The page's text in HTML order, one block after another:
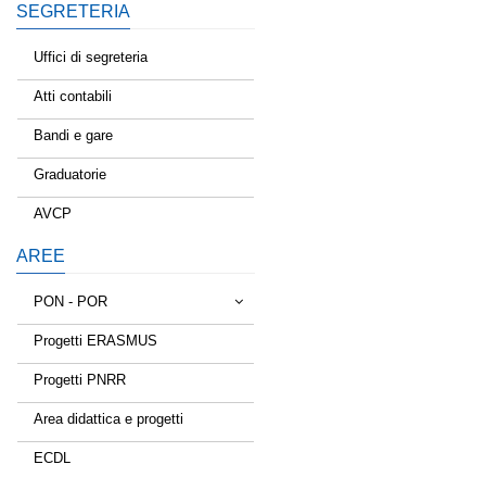
SEGRETERIA
Uffici di segreteria
Atti contabili
Bandi e gare
Graduatorie
AVCP
AREE
PON - POR
Tessere la rete
Estate a scuola
Scuola d'estate
Progetti ERASMUS
Progetti PNRR
Area didattica e progetti
ECDL